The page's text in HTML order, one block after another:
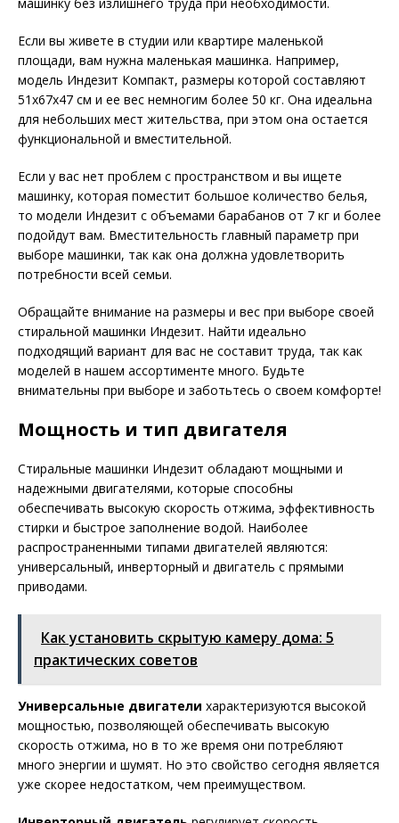
Если вы живете в студии или квартире маленькой
площади, вам нужна маленькая машинка. Например,
модель Индезит Компакт, размеры которой составляют
51x67x47 см и ее вес немногим более 50 кг. Она идеальна
для небольших мест жительства, при этом она остается
функциональной и вместительной.
Если у вас нет проблем с пространством и вы ищете
машинку, которая поместит большое количество белья,
то модели Индезит с объемами барабанов от 7 кг и более
подойдут вам. Вместительность главный параметр при
выборе машинки, так как она должна удовлетворить
потребности всей семьи.
Обращайте внимание на размеры и вес при выборе своей
стиральной машинки Индезит. Найти идеально
подходящий вариант для вас не составит труда, так как
моделей в нашем ассортименте много. Будьте
внимательны при выборе и заботьтесь о своем комфорте!
Мощность и тип двигателя
Стиральные машинки Индезит обладают мощными и
надежными двигателями, которые способны
обеспечивать высокую скорость отжима, эффективность
стирки и быстрое заполнение водой. Наиболее
распространенными типами двигателей являются:
универсальный, инверторный и двигатель с прямыми
приводами.
Как установить скрытую камеру дома: 5
практических советов
Универсальные двигатели характеризуются высокой
мощностью, позволяющей обеспечивать высокую
скорость отжима, но в то же время они потребляют
много энергии и шумят. Но это свойство сегодня является
уже скорее недостатком, чем преимуществом.